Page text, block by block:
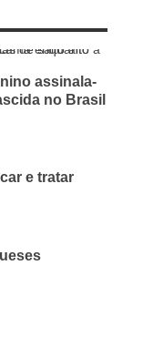
assinala-
no Brasil
e tratar